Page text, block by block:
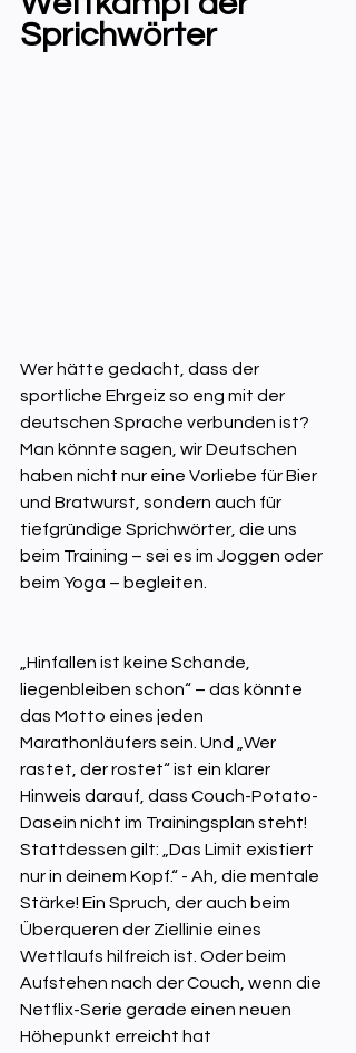
Sprichwörter
Wer hätte gedacht, dass der
sportliche Ehrgeiz so eng mit der
deutschen Sprache verbunden ist?
Man könnte sagen, wir Deutschen
haben nicht nur eine Vorliebe für Bier
und Bratwurst, sondern auch für
tiefgründige Sprichwörter, die uns
beim Training – sei es im Joggen oder
beim Yoga – begleiten.
„Hinfallen ist keine Schande,
liegenbleiben schon“ – das könnte
das Motto eines jeden
Marathonläufers sein. Und „Wer
rastet, der rostet“ ist ein klarer
Hinweis darauf, dass Couch-Potato-
Dasein nicht im Trainingsplan steht!
Stattdessen gilt: „Das Limit existiert
nur in deinem Kopf.“ - Ah, die mentale
Stärke! Ein Spruch, der auch beim
Überqueren der Ziellinie eines
Wettlaufs hilfreich ist. Oder beim
Aufstehen nach der Couch, wenn die
Netflix-Serie gerade einen neuen
Höhepunkt erreicht hat